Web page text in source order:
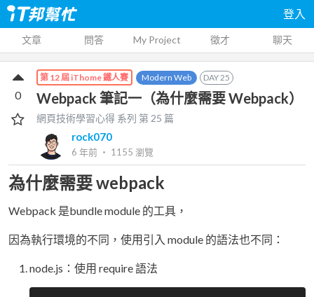
登入
文章 問答 My Project 徵才 聊天
第 12 屆 iThome 鐵人賽 Modern Web DAY25
Webpack 筆記一（為什麼需要 Webpack）
網頁技術學習心得 系列 第25 篇
rock070
6 年前 ‧ 1155 瀏覽
0
為什麼需要 webpack
Webpack 是bundle module 的工具，
因為執行環境的不同，使用引入 module 的語法也不同：
node.js：使用 require 語法